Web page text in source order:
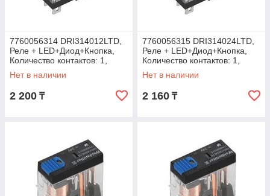
7760056314 DRI314012LTD,
Реле + LED+Диод+Кнопка,
Количество контактов: 1,
Номинальное напряжение:
12 В DC
Нет в наличии
2 200 ₸
7760056315 DRI314024LTD,
Реле + LED+Диод+Кнопка,
Количество контактов: 1,
Номинальное напряжение:
24 В DC
Нет в наличии
2 160 ₸